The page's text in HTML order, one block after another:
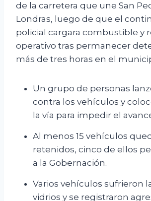
de la carretera que une San
Londras, luego de que el
policial cargara combustible y
operativo tras permanecer
más de tres horas en el
Un grupo de personas
contra los vehículos y
la vía para impedir el
Al menos 15 vehículos
retenidos, cinco de ellos
a la Gobernación.
Varios vehículos sufrieron
vidrios y se registraron